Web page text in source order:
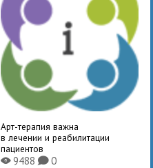
Арт-терапия важна
в лечении и реабилитации
пациентов
X9488 K0